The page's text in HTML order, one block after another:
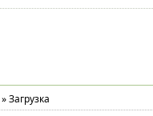
»Загрузка